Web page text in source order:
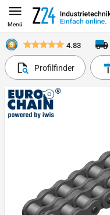
Menü
4.83
Profilfinder